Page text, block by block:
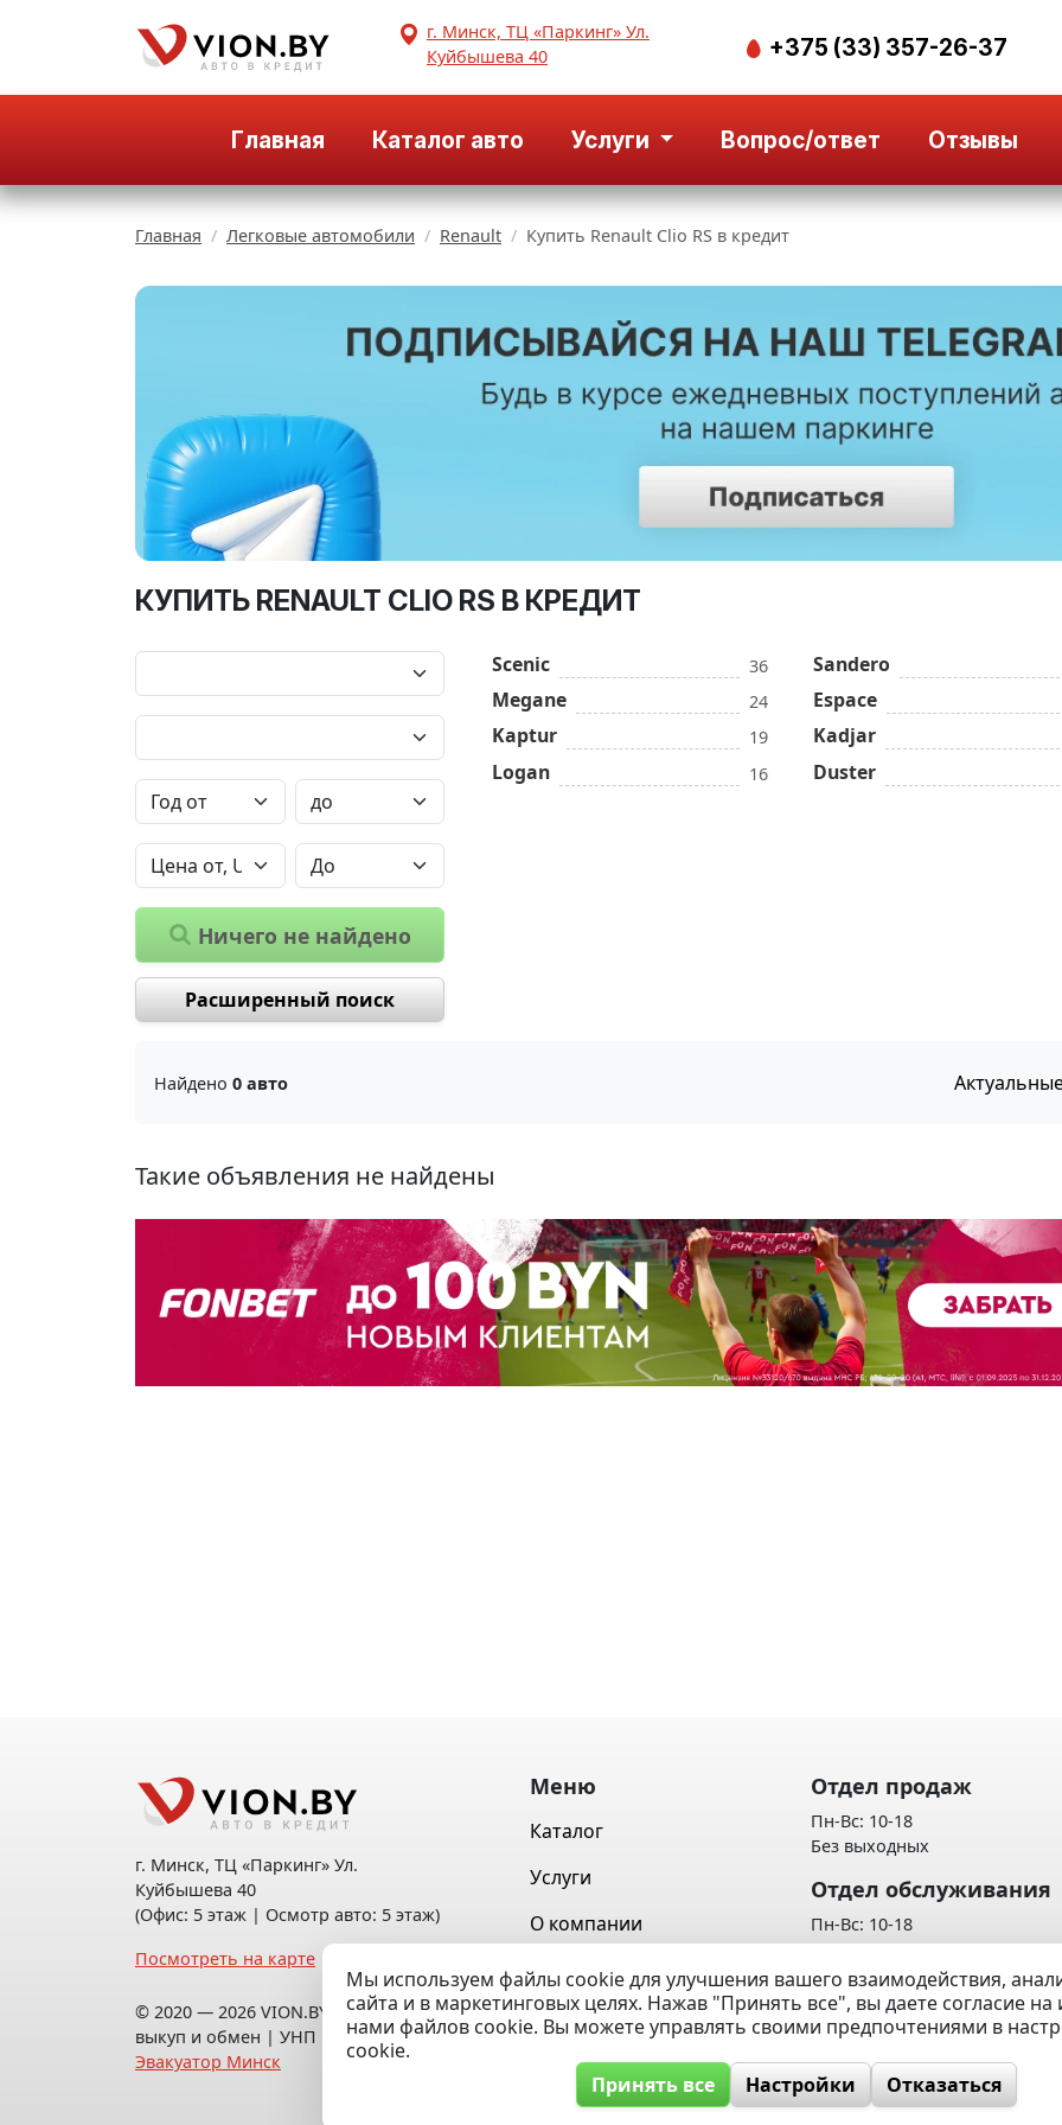
г. Минск, ТЦ «Паркинг» Ул.
Куйбышева 40
+375 (33) 357-26-37
Главная Каталог авто Услуги Вопрос/ответ Отзывы
Главная Легковые автомобили Renault Купить Renault Clio RS в кредит
КУПИТЬ RENAULT CLIO RS В КРЕДИТ
Ничего не найдено
Расширенный поиск
Scenic 36
Megane 24
Kaptur 19
Logan 16
Sandero
Espace
Kadjar
Duster
Найдено 0 авто
Такие объявления не найдены
г. Минск, ТЦ «Паркинг» Ул.
Куйбышева 40
(Офис: 5 этаж | Осмотр авто: 5 этаж)
Посмотреть на карте
© 2020 — 2026 VION.BY — Продажа,
выкуп и обмен | УНП 192961100 |
Эвакуатор Минск
Меню
Каталог
Услуги
О компании
Контакты
Вопрос / Ответ
Отдел продаж
Пн-Вс: 10-18
Без выходных
Отдел обслуживания
Пн-Вс: 10-18
Без выходных
Политика обработки
данных
Мы используем файлы cookie для улучшения вашего взаимодействия,
сайта и в маркетинговых целях. Нажав "Принять все", вы даете согласие
нами файлов cookie. Вы можете управлять своими предпочтениями в
cookie.
Принять все
Настройки Отказаться